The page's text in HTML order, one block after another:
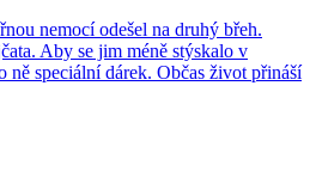
nemocí odešel na druhý břeh.
Aby se jim méně stýskalo v
ně speciální dárek. Občas život přináší